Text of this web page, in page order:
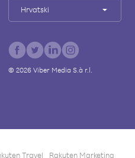
Hrvatski
© 2026Viber Media S.à r.l.
Travel Rakuten Marketing